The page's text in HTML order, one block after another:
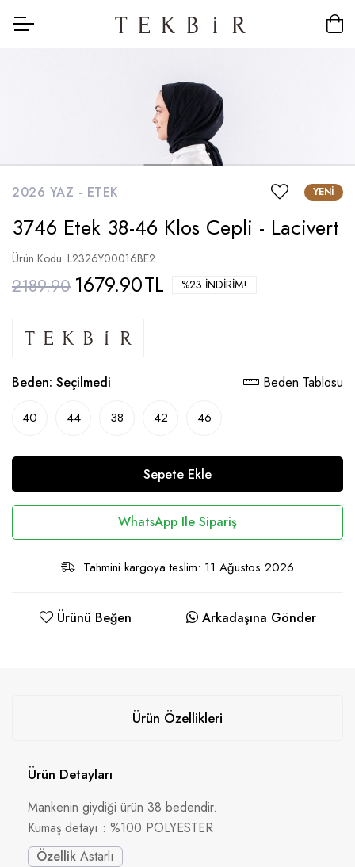
2026 YAZ - ETEK YENI
3746 Etek 38-46 Klos Cepli - Lacivert
Ürün Kodu: L2326Y00016BE2
2189.90 1679.90TL %23 İNDIRIM!
Beden: Seçilmedi Beden Tablosu
40 44 38 42 46
Sepete Ekle
WhatsApp Ile Sipariş
Tahmini kargoya teslim: 11 Ağustos 2026
Ürünü Beğen Arkadaşına Gönder
Ürün Özellikleri
Ürün Detayları
Mankenin giydiği ürün 38 bedendir.
Kumaş detayı : %100 POLYESTER
Özellik Astarlı